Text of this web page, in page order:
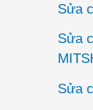
Sửa
Sửa
Sửa